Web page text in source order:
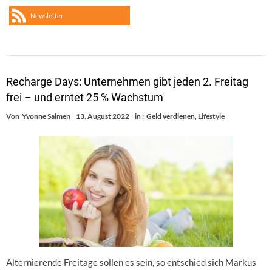
Newsletter
Recharge Days: Unternehmen gibt jeden 2. Freitag
frei – und erntet 25 % Wachstum
Von Yvonne Salmen 13. August 2022 in : Geld verdienen Lifestyle
Alternierende Freitage sollen es sein, so entschied sich Markus